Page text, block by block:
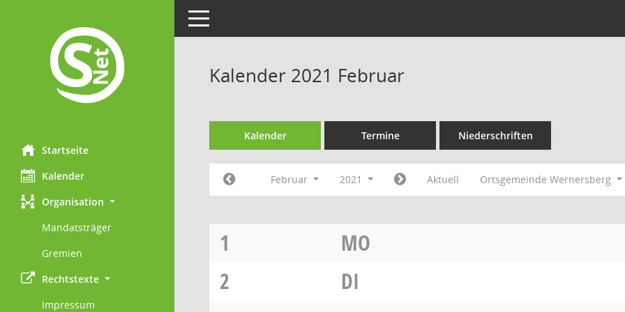
Startseite
Kalender
Organisation
Mandatsträger
Gremien
Rechtstexte
Impressum
Toggle navigation
Kalender 2021 Februar
Kalender Termine Niederschriften
Februar 2021 Aktuell Ortsgemeinde Wernersberg
1
MO
2
DI